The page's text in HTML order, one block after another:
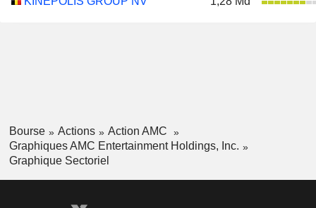
Bourse Actions
Action AMC
Graphiques AMC Entertainment Holdings, Inc.
Graphique Sectoriel